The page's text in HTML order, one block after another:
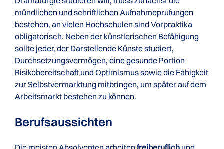
mündlichen und schriftlichen Aufnahmeprüfungen
bestehen, an vielen Hochschulen sind Vorpraktika
obligatorisch. Neben der künstlerischen Befähigung
sollte jeder, der Darstellende Künste studiert,
Durchsetzungsvermögen, eine gesunde Portion
Risikobereitschaft und Optimismus sowie die Fähigkeit
zur Selbstvermarktung mitbringen, um später auf dem
Arbeitsmarkt bestehen zu können.
Berufsaussichten